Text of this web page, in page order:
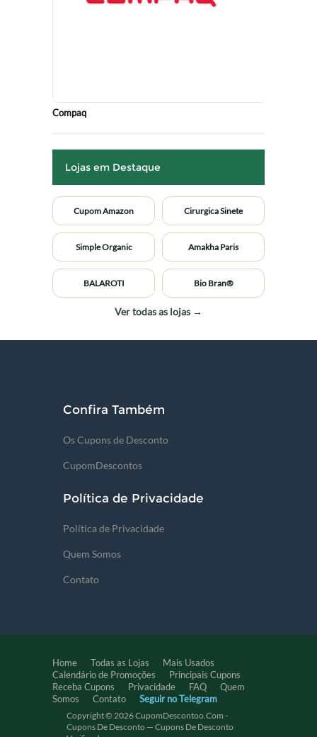
Compaq
Lojas em Destaque
Cupom Amazon Cirurgica Sinete
Simple Organic Amakha Paris
BALAROTI Bio Bran®
Ver todas as lojas →
Confira Também
Os Cupons de Desconto
CupomDescontos
Política de Privacidade
Política de Privacidade
Quem Somos
Contato
Home Todas as Lojas
Mais Usados
Calendário de Promoções
Principais Cupons
Receba Cupons
Privacidade FAQ
Quem
Somos
Contato Seguir no Telegram
Copyright © 2026 CupomDescontoo.com -
Cupons De Desconto — Cupons De Desconto